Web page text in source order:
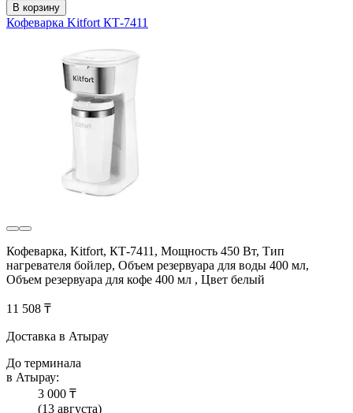
В корзину
Кофеварка Kitfort КТ-7411
Кофеварка, Kitfort, КТ-7411, Мощность 450 Вт, Тип
нагревателя бойлер, Объем резервуара для воды 400 мл,
Объем резервуара для кофе 400 мл , Цвет белый
11 508 ₸
Доставка в Атырау
До терминала
в Атырау:
3 000 ₸
(13 августа)